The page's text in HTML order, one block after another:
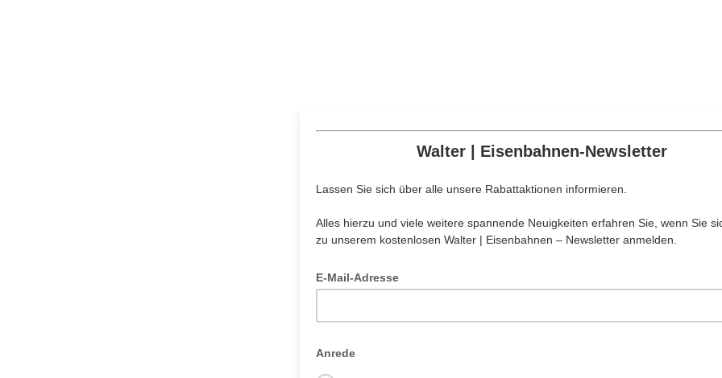
Walter | Eisenbahnen-Newsletter
Lassen Sie sich über alle unsere Rabattaktionen informieren.
Alles hierzu und viele weitere spannende Neuigkeiten erfahren Sie, wenn Sie
zu unserem kostenlosen Walter | Eisenbahnen – Newsletter anmelden.
E-Mail-Adresse
Anrede